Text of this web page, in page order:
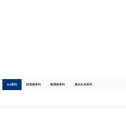
led系列 阴道镜系列 银屑病系列 激光生发系列